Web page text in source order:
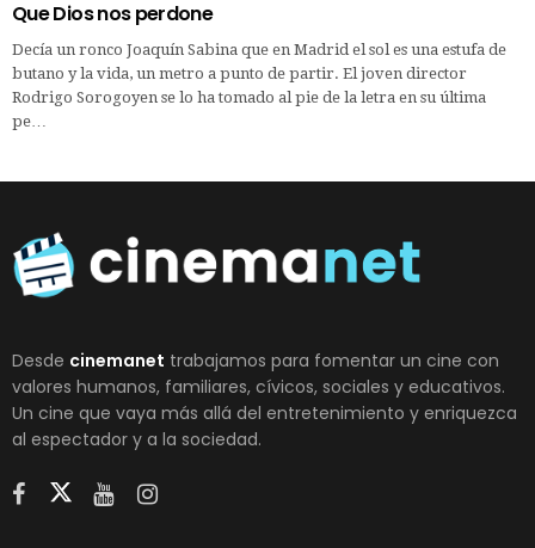
Que Dios nos perdone
Decía un ronco Joaquín Sabina que en Madrid el sol es una estufa de
butano y la vida, un metro a punto de partir. El joven director
Rodrigo Sorogoyen se lo ha tomado al pie de la letra en su última
pe…
Desde cinemanet trabajamos para fomentar un cine con
valores humanos, familiares, cívicos, sociales y educativos.
Un cine que vaya más allá del entretenimiento y enriquezca
al espectador y a la sociedad.